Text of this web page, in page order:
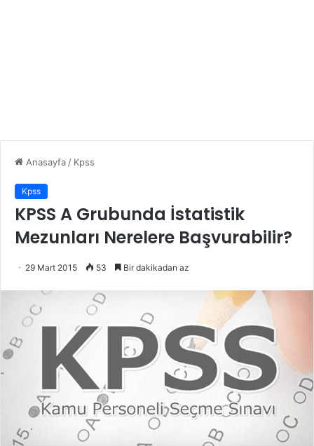
Anasayfa / Kpss
Kpss
KPSS A Grubunda İstatistik
Mezunları Nerelere Başvurabilir?
29 Mart 2015 53 Bir dakikadan az